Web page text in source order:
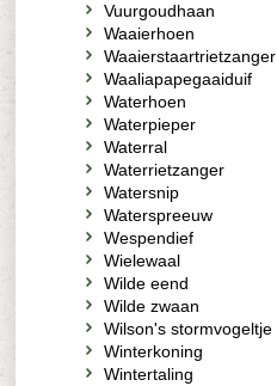
Vuurgoudhaan
Waaierhoen
Waaierstaartrietzanger
Waaliapapegaaiduif
Waterhoen
Waterpieper
Waterral
Waterrietzanger
Watersnip
Waterspreeuw
Wespendief
Wielewaal
Wilde eend
Wilde zwaan
Wilson's stormvogeltje
Winterkoning
Wintertaling